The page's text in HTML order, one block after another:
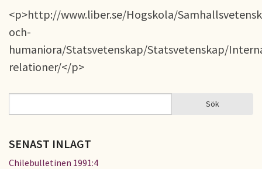
<p>http://www.liber.se/Hogskola/
och-
humaniora/Statsvetenskap/Statsvetenskap/
relationer/</p>
SÖKFORMULÄR Sök
SENAST INLAGT
Chilebulletinen 1991:4